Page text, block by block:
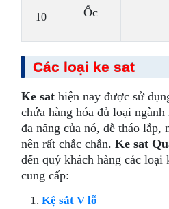
10 Ốc
Các loại ke sat
Ke sat hiện nay được sử
chứa hàng hóa đủ loại
đa năng của nó, dễ tháo lắp,
nên rất chắc chắn.Ke sat
đến quý khách hàng các loại
cung cấp:
Kệ sắt V lỗ